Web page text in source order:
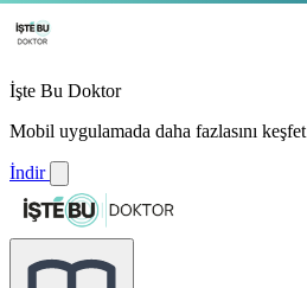
İşte Bu Doktor
Mobil uygulamada daha fazlasını keşfet
İndir